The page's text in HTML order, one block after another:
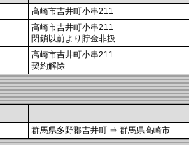
高崎市吉井町小串211
高崎市吉井町小串211
閉鎖以前より貯金非扱
高崎市吉井町小串211
契約解除
群馬県多野郡吉井町 ⇒ 群馬県高崎市